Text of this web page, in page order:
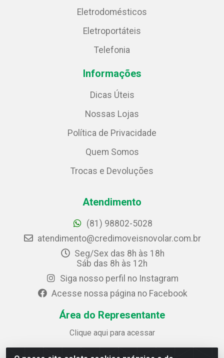
Eletrodomésticos
Eletroportáteis
Telefonia
Informações
Dicas Úteis
Nossas Lojas
Política de Privacidade
Quem Somos
Trocas e Devoluções
Atendimento
(81) 98802-5028
atendimento@credimoveisnovolar.com.br
Seg/Sex das 8h às 18h
Sáb das 8h às 12h
Siga nosso perfil no Instagram
Acesse nossa página no Facebook
Área do Representante
Clique aqui para acessar